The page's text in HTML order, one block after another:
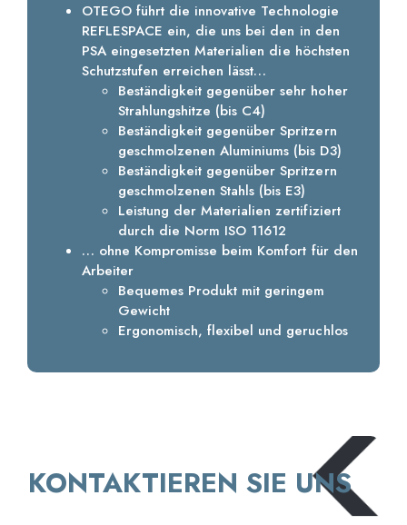
OTEGO führt die innovative Technologie
REFLESPACE ein, die uns bei den in den
PSA eingesetzten Materialien die höchsten
Schutzstufen erreichen lässt…
Beständigkeit gegenüber sehr hoher
Strahlungshitze (bis C4)
Beständigkeit gegenüber Spritzern
geschmolzenen Aluminiums (bis D3)
Beständigkeit gegenüber Spritzern
geschmolzenen Stahls (bis E3)
Leistung der Materialien zertifiziert
durch die Norm ISO 11612
… ohne Kompromisse beim Komfort für den
Arbeiter
Bequemes Produkt mit geringem
Gewicht
Ergonomisch, flexibel und geruchlos
KONTAKTIEREN SIE UNS